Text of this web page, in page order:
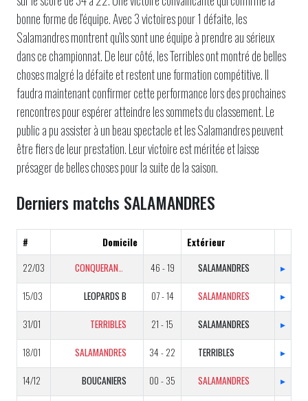
bonne forme de l'équipe. Avec 3 victoires pour 1 défaite, les
Salamandres montrent qu'ils sont une équipe à prendre au sérieux
dans ce championnat. De leur côté, les Terribles ont montré de belles
choses malgré la défaite et restent une formation compétitive. Il
faudra maintenant confirmer cette performance lors des prochaines
rencontres pour espérer atteindre les sommets du classement. Le
public a pu assister à un beau spectacle et les Salamandres peuvent
être fiers de leur prestation. Leur victoire est méritée et laisse
présager de belles choses pour la suite de la saison.
Derniers matchs SALAMANDRES
# Domicile
Extérieur
22/03
CONQUERANTS 46 - 19 SALAMANDRES ▸
15/03 LEOPARDS B 07 - 14 SALAMANDRES ▸
31/01 TERRIBLES 21 - 15 SALAMANDRES ▸
18/01 SALAMANDRES 34 - 22 TERRIBLES ▸
14/12 BOUCANIERS 00 - 35 SALAMANDRES ▸